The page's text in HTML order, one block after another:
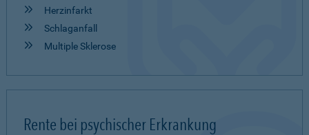
Herzinfarkt
Schlaganfall
Multiple Sklerose
Rente bei psychischer Erkrankung